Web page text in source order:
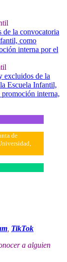
la convocatoria
como
interna por el
excluidos de la
Escuela Infantil,
interna,
de
TikTok
a alguien